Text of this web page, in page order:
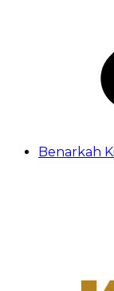
Benarkah